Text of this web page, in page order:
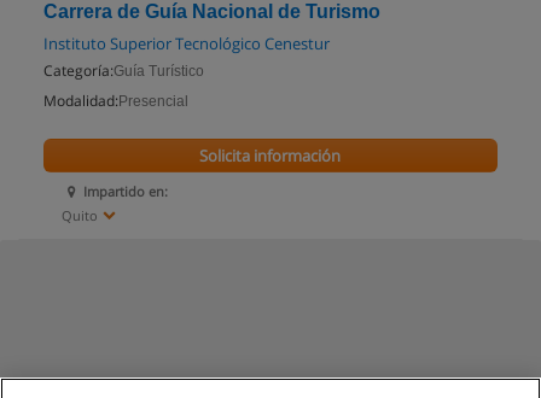
Carrera de Guía Nacional de Turismo
Instituto Superior Tecnológico Cenestur
Categoría:Guía Turístico
Modalidad: Presencial
Impartido en:
Quito
Solicita información